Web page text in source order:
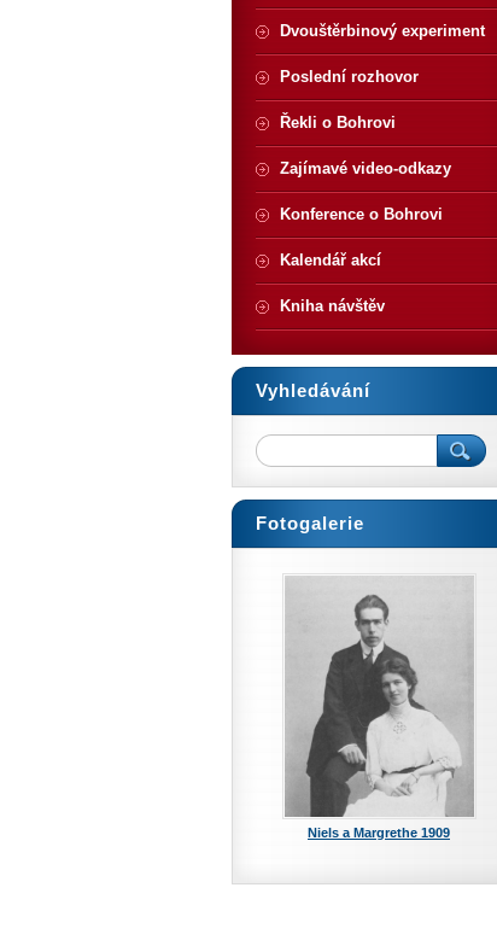
Dvouštěrbinový experiment
Poslední rozhovor
Řekli o Bohrovi
Zajímavé video-odkazy
Konference o Bohrovi
Kalendář akcí
Kniha návštěv
Vyhledávání
Fotogalerie
Niels a Margrethe 1909